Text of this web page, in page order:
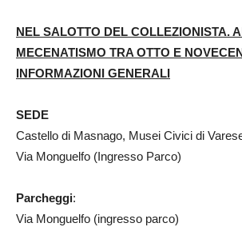
NEL SALOTTO DEL COLLEZIONISTA.
MECENATISMO TRA OTTO E
INFORMAZIONI GENERALI
SEDE
Castello di Masnago, Musei Civici di
Via Monguelfo (Ingresso Parco)
Parcheggi:
Via Monguelfo (ingresso parco)